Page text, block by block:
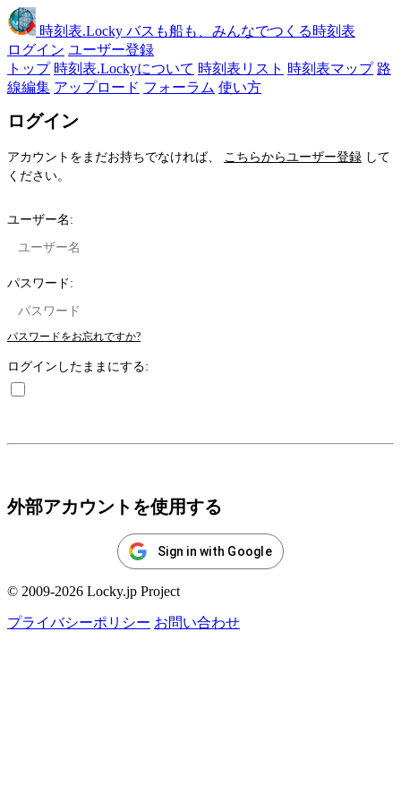
時刻表.Locky バスも船も、みんなでつくる時刻表
ログイン ユーザー登録
トップ 時刻表.Lockyについて 時刻表リスト 時刻表マップ 路
線編集 アップロード フォーラム 使い方
ログイン
アカウントをまだお持ちでなければ、 こちらからユーザー登録 して
ください。
ユーザー名:
パスワード:
パスワードをお忘れですか?
ログインしたままにする:
外部アカウントを使用する
Sign in with Google
© 2009-2026 Locky.jp Project
プライバシーポリシー お問い合わせ